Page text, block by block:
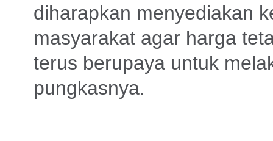
diharapkan menyediakan
masyarakat agar harga
terus berupaya untuk
pungkasnya.